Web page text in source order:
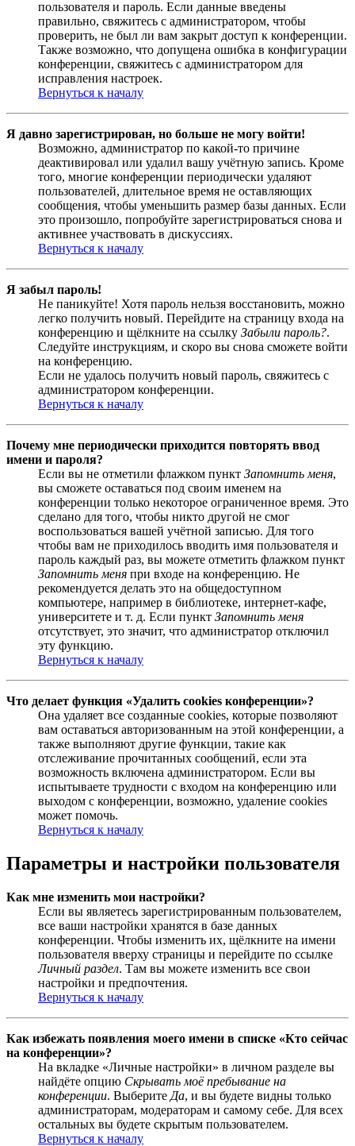
пользователя и пароль. Если данные введены
правильно, свяжитесь с администратором, чтобы
проверить, не был ли вам закрыт доступ к конференции.
Также возможно, что допущена ошибка в конфигурации
конференции, свяжитесь с администратором для
исправления настроек.
Вернуться к началу
Я давно зарегистрирован, но больше не могу войти!
Возможно, администратор по какой-то причине
деактивировал или удалил вашу учётную запись. Кроме
того, многие конференции периодически удаляют
пользователей, длительное время не оставляющих
сообщения, чтобы уменьшить размер базы данных. Если
это произошло, попробуйте зарегистрироваться снова и
активнее участвовать в дискуссиях.
Вернуться к началу
Я забыл пароль!
Не паникуйте! Хотя пароль нельзя восстановить, можно
легко получить новый. Перейдите на страницу входа на
конференцию и щёлкните на ссылку Забыли пароль?.
Следуйте инструкциям, и скоро вы снова сможете войти
на конференцию.
Если не удалось получить новый пароль, свяжитесь с
администратором конференции.
Вернуться к началу
Почему мне периодически приходится повторять ввод
имени и пароля?
Если вы не отметили флажком пункт Запомнить меня,
вы сможете оставаться под своим именем на
конференции только некоторое ограниченное время. Это
сделано для того, чтобы никто другой не смог
воспользоваться вашей учётной записью. Для того
чтобы вам не приходилось вводить имя пользователя и
пароль каждый раз, вы можете отметить флажком пункт
Запомнить меня при входе на конференцию. Не
рекомендуется делать это на общедоступном
компьютере, например в библиотеке, интернет-кафе,
университете и т. д. Если пункт Запомнить меня
отсутствует, это значит, что администратор отключил
эту функцию.
Вернуться к началу
Что делает функция «Удалить cookies конференции»?
Она удаляет все созданные cookies, которые позволяют
вам оставаться авторизованным на этой конференции, а
также выполняют другие функции, такие как
отслеживание прочитанных сообщений, если эта
возможность включена администратором. Если вы
испытываете трудности с входом на конференцию или
выходом с конференции, возможно, удаление cookies
может помочь.
Вернуться к началу
Параметры и настройки пользователя
Как мне изменить мои настройки?
Если вы являетесь зарегистрированным пользователем,
все ваши настройки хранятся в базе данных
конференции. Чтобы изменить их, щёлкните на имени
пользователя вверху страницы и перейдите по ссылке
Личный раздел. Там вы можете изменить все свои
настройки и предпочтения.
Вернуться к началу
Как избежать появления моего имени в списке «Кто сейчас
на конференции»?
На вкладке «Личные настройки» в личном разделе вы
найдёте опцию Скрывать моё пребывание на
конференции. Выберите Да, и вы будете видны только
администраторам, модераторам и самому себе. Для всех
остальных вы будете скрытым пользователем.
Вернуться к началу